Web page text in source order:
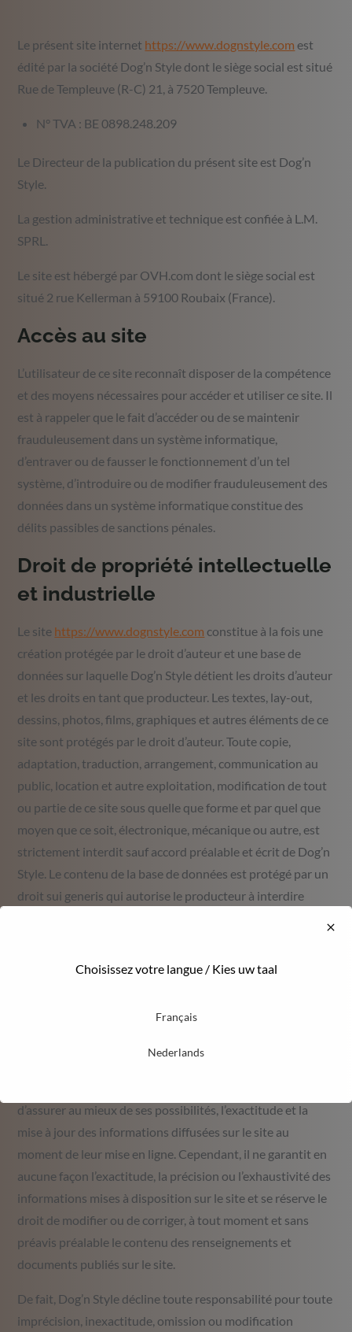
Le présent site internet https://www.dognstyle.com est
édité par la société Dog’n Style dont le siège social est situé
Rue de Templeuve (R-C) 21, à 7520 Templeuve.
N° TVA : BE 0898.248.209
Le Directeur de la publication du présent site est Dog’n
Style.
La gestion administrative et technique est confiée à L.M.
SPRL.
Le site est hébergé par OVH.com dont le siège social est
situé 2 rue Kellerman à 59100 Roubaix (France).
Accès au site
L’utilisateur de ce site reconnaît disposer de la compétence
et des moyens nécessaires pour accéder et utiliser ce site. Il
est à rappeler que le fait d’accéder ou de se maintenir
frauduleusement dans un système informatique,
d’entraver ou de fausser le fonctionnement d’un tel
système, d’introduire ou de modifier frauduleusement des
données dans un système informatique constitue des
délits passibles de sanctions pénales.
Droit de propriété intellectuelle
et industrielle
Le site https://www.dognstyle.com constitue à la fois une
création protégée par le droit d’auteur et une base de
données sur laquelle Dog’n Style détient les droits d’auteur
et les droits en tant que producteur. Les textes, lay-out,
dessins, photos, films, graphiques et autres éléments de ce
site sont protégés par le droit d’auteur. Toute copie,
adaptation, traduction, arrangement, communication au
public, location et autre exploitation, modification de tout
ou partie de ce site sous quelle que forme et par quel que
moyen que ce soit, électronique, mécanique ou autre, est
strictement interdit sauf accord préalable et écrit de Dog’n
Style. Le contenu de la base de données est protégé par un
droit sui generis qui autorise le producteur à interdire
poursuites civiles ou pénales.
l’information fournie sur le site
d’assurer au mieux de ses possibilités, l’exactitude et la
mise à jour des informations diffusées sur le site au
moment de leur mise en ligne. Cependant, il ne garantit en
aucune façon l’exactitude, la précision ou l’exhaustivité des
informations mises à disposition sur le site et se réserve le
droit de modifier ou de corriger, à tout moment et sans
préavis préalable le contenu des renseignements et
documents publiés sur le site.
De fait, Dog’n Style décline toute responsabilité pour toute
imprécision, inexactitude, omission ou modification
Choisissez votre langue / Kies uw taal
Français
Nederlands